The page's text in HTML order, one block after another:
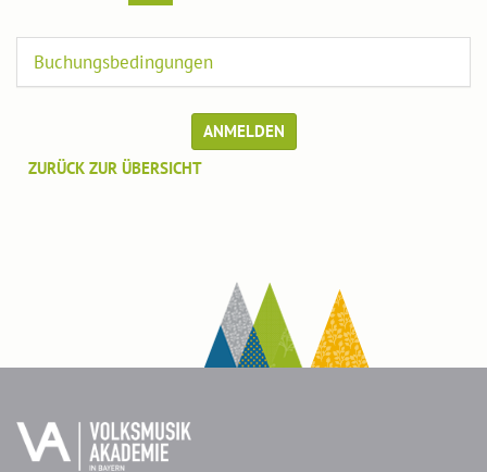
Buchungsbedingungen
ANMELDEN
ZURÜCK ZUR ÜBERSICHT